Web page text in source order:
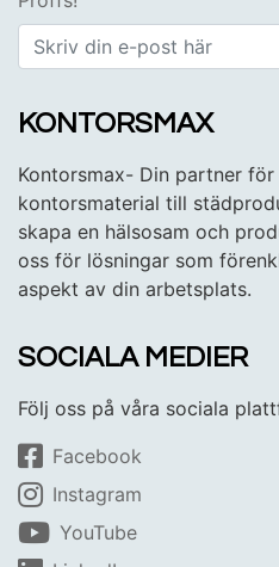
KONTORSMAX
Kontorsmax- Din partner
kontorsmaterial till
skapa en hälsosam och
oss för lösningar som
aspekt av din arbetsplats.
SOCIALA MEDIER
Följ oss på våra sociala
Facebook
Instagram
YouTube